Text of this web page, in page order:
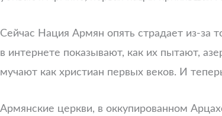
Сейчас Нация Армян опять страдает из-за
в интернете показывают, как их пытают,
мучают как христиан первых веков. И
Армянские церкви, в оккупированном